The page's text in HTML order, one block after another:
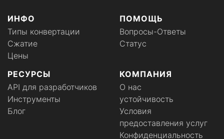
ИНФО
Типы конвертации
Сжатие
Цены
ПОМОЩЬ
Вопросы-Ответы
Статус
РЕСУРСЫ
API для разработчиков
Инструменты
Блог
КОМПАНИЯ
О нас
устойчивость
Условия
предоставления услуг
Конфиденциальность